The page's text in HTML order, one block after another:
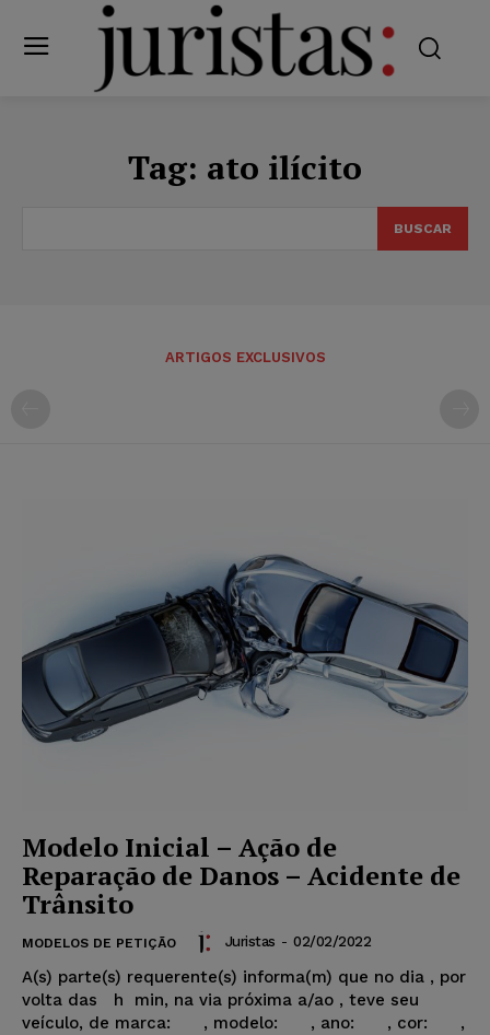
Tag: ato ilícito
BUSCAR
ARTIGOS EXCLUSIVOS
Modelo Inicial – Ação de
Reparação de Danos – Acidente de
Trânsito
MODELOS DE PETIÇÃO Juristas - 02/02/2022
A(s) parte(s) requerente(s) informa(m) que no dia , por
volta das h min, na via próxima a/ao , teve seu
veículo, de marca: , modelo: , ano: , cor: ,